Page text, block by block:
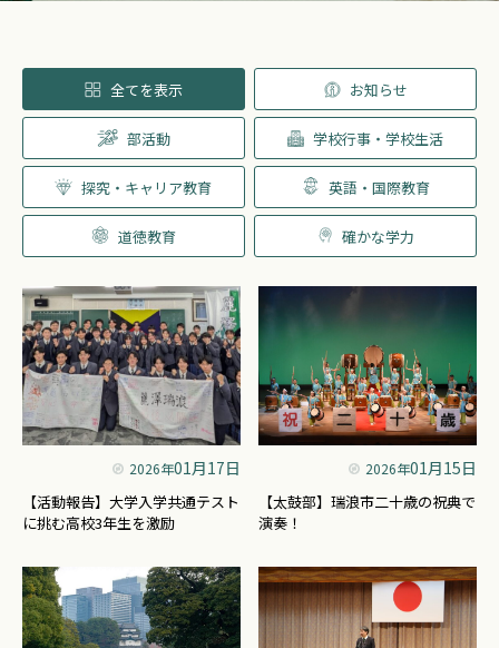
全てを表示 お知らせ
部活動 学校行事・学校生活
探究・キャリア教育 英語・国際教育
道徳教育 確かな学力
2026年01月17日
【活動報告】大学入学共通テスト
に挑む高校3年生を激励
2026年01月15日
【太鼓部】瑞浪市二十歳の祝典で
演奏！